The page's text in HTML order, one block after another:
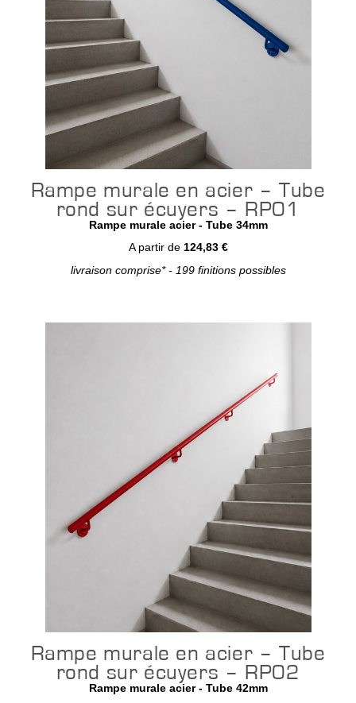
Rampe murale en acier – Tube
rond sur écuyers – RP01
Rampe murale acier - Tube 34mm
A partir de 124,83 €
livraison comprise* - 199 finitions possibles
Rampe murale en acier – Tube
rond sur écuyers – RP02
Rampe murale acier - Tube 42mm